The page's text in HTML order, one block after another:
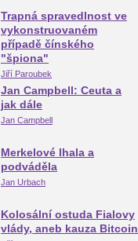
Trapná spravedlnost ve
vykonstruovaném
případě čínského
"špiona"
Jiří Paroubek
Jan Campbell: Ceuta a
jak dále
Jan Campbell
Merkelové lhala a
podváděla
Jan Urbach
Kolosální ostuda Fialovy
vlády, aneb kauza Bitcoin